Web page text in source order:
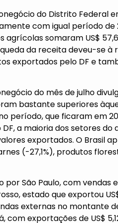
do Distrito Federal
com igual período de
somaram US$
da receita deveu-se à
exportados pelo DF e
do mês de julho
bastante superiores
período, que ficaram em
a maioria dos setores do
exportados. O Brasil
(-27,1%), produtos
São Paulo, com vendas
estado que exportou
externas no montante
com exportações de US$